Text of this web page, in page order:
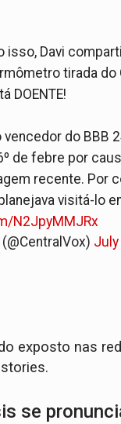
isso, Davi
tirada do
DOENTE!
do BBB
de febre por
recente. Por
visitá-lo
N2JpyMMJRx
exposto nas
se